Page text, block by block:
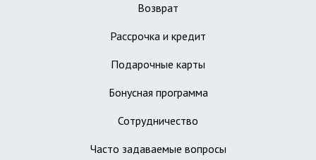
Возврат
Рассрочка и кредит
Подарочные карты
Бонусная программа
Сотрудничество
Часто задаваемые вопросы